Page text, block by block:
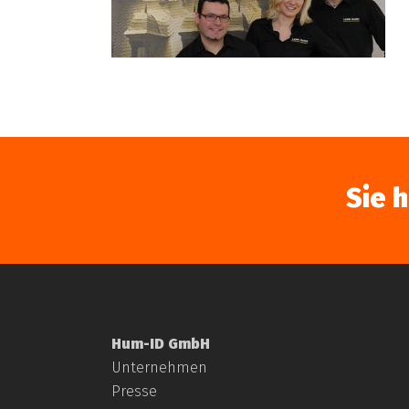
Sie
Hum-ID GmbH
Unternehmen
Presse